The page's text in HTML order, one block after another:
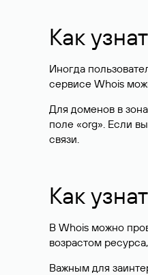
Как
Иногда
сервисе Whois
Для доменов в
поле «org». Если
связи.
Как
В Whois можно
возрастом
Важным для